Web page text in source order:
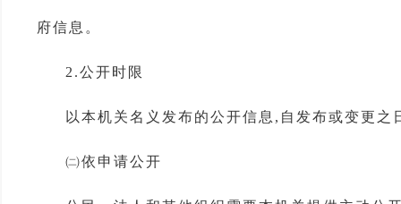
府信息。
2.公开时限
以本机关名义发布的公开信息,自发布或变更
㈡依申请公开